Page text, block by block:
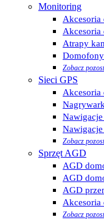
Monitoring
Akcesoria
Atrapy
Domofony
Zobacz
Sieci GPS
Akcesoria
Zobacz
Sprzęt AGD
AGD
AGD
AGD
Akcesoria
Zobacz